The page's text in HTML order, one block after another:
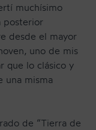
muchísimo
posterior
desde el mayor
uno de mis
que lo clásico y
una misma
de “Tierra de